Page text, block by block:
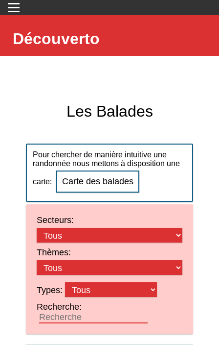
Découverto
Les Balades
Pour chercher de manière intuitive une
randonnée nous mettons à disposition une
carte: Carte des balades
Secteurs:
Thèmes:
Types:
Recherche: